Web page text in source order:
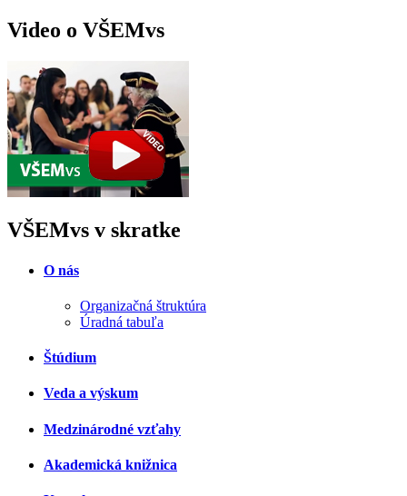
Video o VŠEMvs
VŠEMvs v skratke
O nás
Organizačná štruktúra
Úradná tabuľa
Štúdium
Veda a výskum
Medzinárodné vzťahy
Akademická knižnica